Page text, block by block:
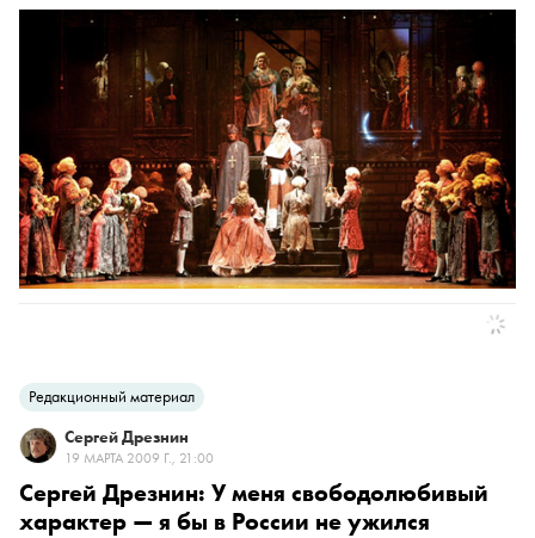
Редакционный материал
Сергей Дрезнин
19 МАРТА 2009 Г., 21:00
Сергей Дрезнин: У меня свободолюбивый
характер — я бы в России не ужился